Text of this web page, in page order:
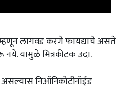
लागवड करणे फायद्याचे असते.
यामुळे मित्रकीटक उदा.
असल्यास निऑनिकोटीनॉईड